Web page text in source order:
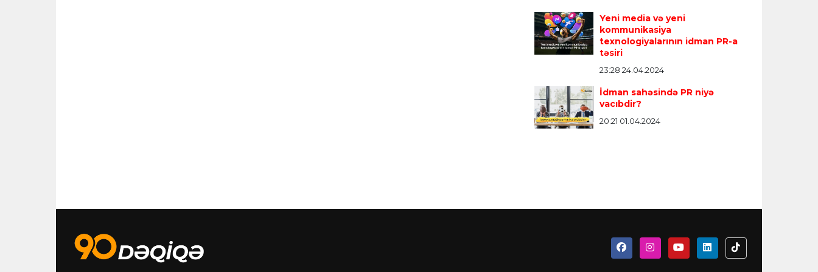
Yeni media və yeni
kommunikasiya
texnologiyalarının idman PR-a
təsiri
23:28 24.04.2024
İdman sahəsində PR niyə
vacıbdir?
20:21 01.04.2024